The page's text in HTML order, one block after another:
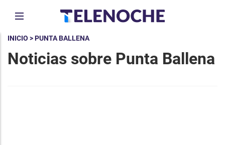
INICIO > PUNTA BALLENA
Noticias sobre Punta Ballena